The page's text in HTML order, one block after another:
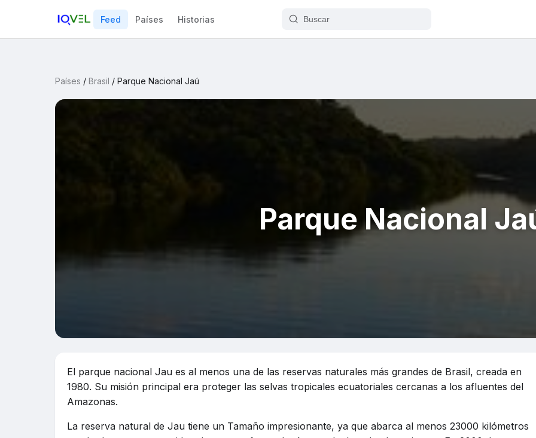
Feed Países Historias
Países / Brasil / Parque Nacional Jaú
Parque Nacional
El parque nacional Jau es al menos una de las reservas naturales más grandes de Brasil, creada en
1980. Su misión principal era proteger las selvas tropicales ecuatoriales cercanas a los afluentes del
Amazonas.
La reserva natural de Jau tiene un Tamaño impresionante, ya que abarca al menos 23000 kilómetros